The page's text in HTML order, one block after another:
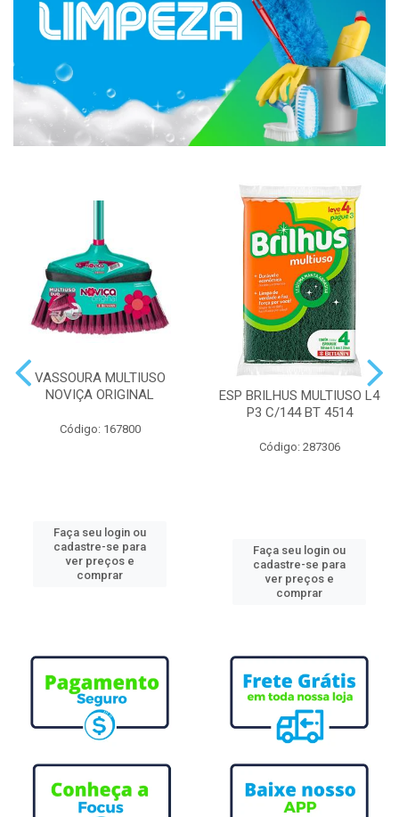
VASSOURA MULTIUSO
NOVIÇA ORIGINAL
Código: 167800
Faça seu login ou
cadastre-se para
ver preços e
comprar
ESP BRILHUS MULTIUSO L4
P3 C/144 BT 4514
Código: 287306
Faça seu login ou
cadastre-se para
ver preços e
comprar